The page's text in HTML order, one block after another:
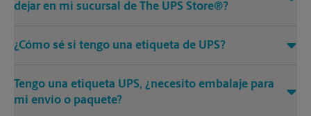
dejar en mi sucursal de The UPS Store®?
¿Cómo sé si tengo una etiqueta de UPS?
Tengo una etiqueta UPS, ¿necesito embalaje para
mi envío o paquete?